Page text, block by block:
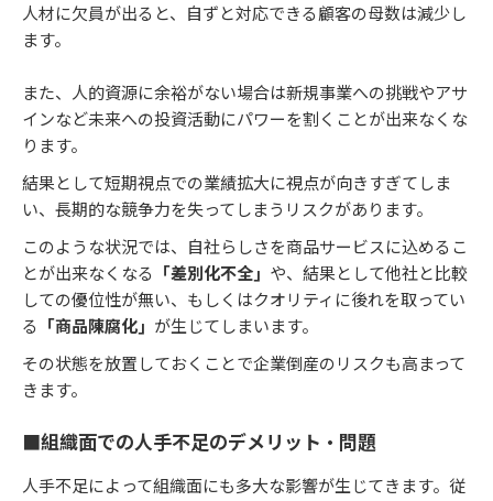
人材に欠員が出ると、自ずと対応できる顧客の母数は減少し
ます。
また、人的資源に余裕がない場合は新規事業への挑戦やアサ
インなど未来への投資活動にパワーを割くことが出来なくな
ります。
結果として短期視点での業績拡大に視点が向きすぎてしま
い、長期的な競争力を失ってしまうリスクがあります。
このような状況では、自社らしさを商品サービスに込めるこ
とが出来なくなる 「差別化不全」 や、結果として他社と比較
しての優位性が無い、もしくはクオリティに後れを取ってい
る 「商品陳腐化」 が生じてしまいます。
その状態を放置しておくことで企業倒産のリスクも高まって
きます。
■組織面での人手不足のデメリット・問題
人手不足によって組織面にも多大な影響が生じてきます。従